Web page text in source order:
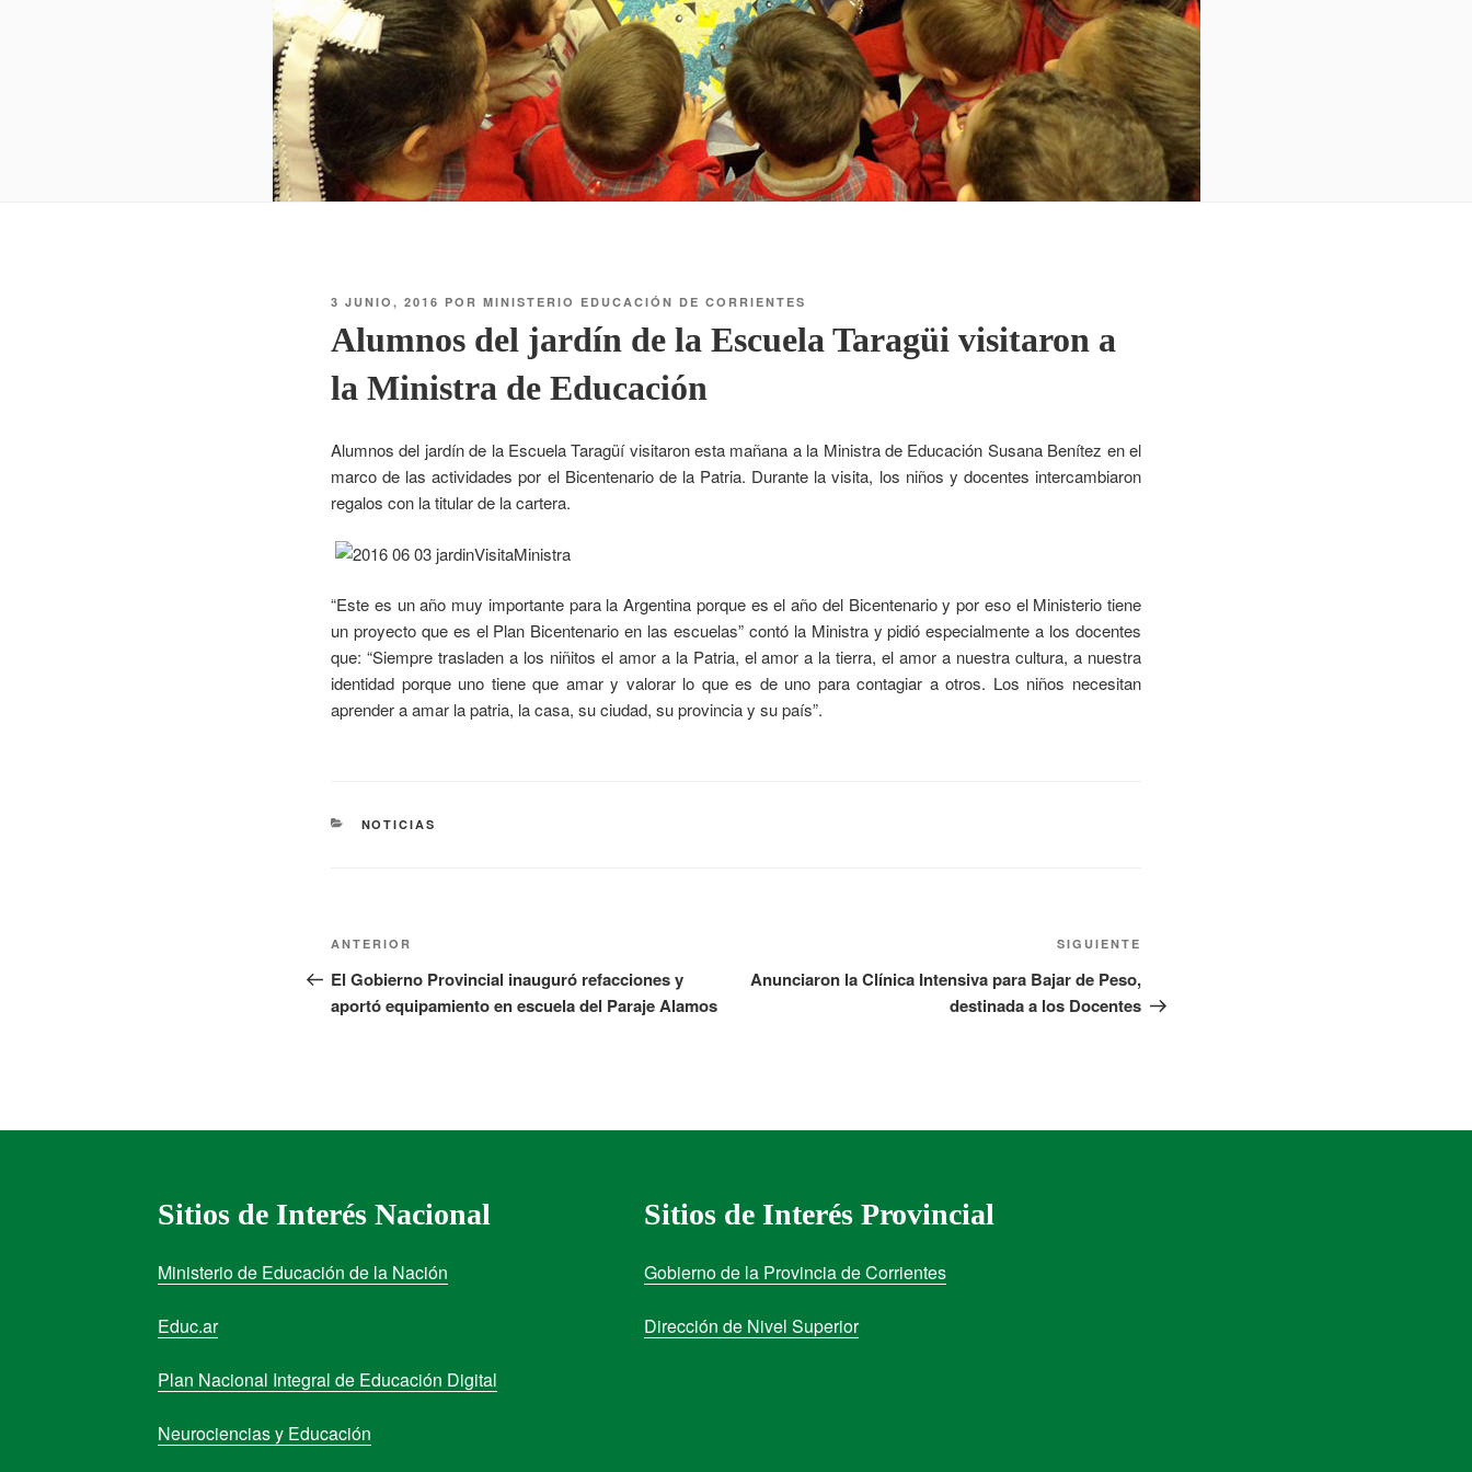
3 JUNIO, 2016 POR MINISTERIO EDUCACIÓN DE CORRIENTES
Alumnos del jardín de la Escuela Taragüi visitaron a
la Ministra de Educación
Alumnos del jardín de la Escuela Taragüí visitaron esta mañana a la Ministra de Educación Susana Benítez en el
marco de las actividades por el Bicentenario de la Patria. Durante la visita, los niños y docentes intercambiaron
regalos con la titular de la cartera.
“Este es un año muy importante para la Argentina porque es el año del Bicentenario y por eso el Ministerio tiene
un proyecto que es el Plan Bicentenario en las escuelas” contó la Ministra y pidió especialmente a los docentes
que: “Siempre trasladen a los niñitos el amor a la Patria, el amor a la tierra, el amor a nuestra cultura, a nuestra
identidad porque uno tiene que amar y valorar lo que es de uno para contagiar a otros. Los niños necesitan
aprender a amar la patria, la casa, su ciudad, su provincia y su país”.
NOTICIAS
ANTERIOR
El Gobierno Provincial inauguró refacciones y
aportó equipamiento en escuela del Paraje Alamos
SIGUIENTE
Anunciaron la Clínica Intensiva para Bajar de Peso,
destinada a los Docentes
Sitios de Interés Nacional
Ministerio de Educación de la Nación
Educ.ar
Plan Nacional Integral de Educación Digital
Neurociencias y Educación
Sitios de Interés Provincial
Gobierno de la Provincia de Corrientes
Dirección de Nivel Superior